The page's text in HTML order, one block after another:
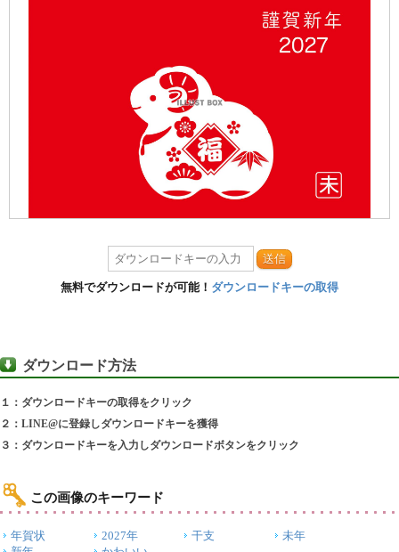
送信
無料でダウンロードが可能！ ダウンロードキーの取得
ダウンロード方法
１：ダウンロードキーの取得をクリック
２：LINE@に登録しダウンロードキーを獲得
３：ダウンロードキーを入力しダウンロードボタンをクリック
この画像のキーワード
年賀状 2027年 干支
未年